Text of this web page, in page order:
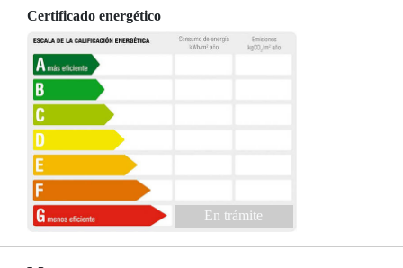
Certificado energético
En trámite